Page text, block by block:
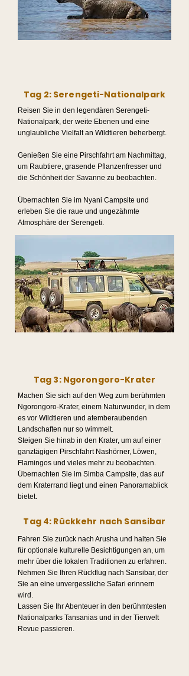
Tag 2: Serengeti-Nationalpark
Reisen Sie in den legendären Serengeti-
Nationalpark, der weite Ebenen und eine
unglaubliche Vielfalt an Wildtieren beherbergt.
Genießen Sie eine Pirschfahrt am Nachmittag,
um Raubtiere, grasende Pflanzenfresser und
die Schönheit der Savanne zu beobachten.
Übernachten Sie im Nyani Campsite und
erleben Sie die raue und ungezähmte
Atmosphäre der Serengeti.
Tag 3: Ngorongoro-Krater
Machen Sie sich auf den Weg zum berühmten
Ngorongoro-Krater, einem Naturwunder, in dem
es vor Wildtieren und atemberaubenden
Landschaften nur so wimmelt.
Steigen Sie hinab in den Krater, um auf einer
ganztägigen Pirschfahrt Nashörner, Löwen,
Flamingos und vieles mehr zu beobachten.
Übernachten Sie im Simba Campsite, das auf
dem Kraterrand liegt und einen Panoramablick
bietet.
Tag 4: Rückkehr nach Sansibar
Fahren Sie zurück nach Arusha und halten Sie
für optionale kulturelle Besichtigungen an, um
mehr über die lokalen Traditionen zu erfahren.
Nehmen Sie Ihren Rückflug nach Sansibar, der
Sie an eine unvergessliche Safari erinnern
wird.
Lassen Sie Ihr Abenteuer in den berühmtesten
Nationalparks Tansanias und in der Tierwelt
Revue passieren.